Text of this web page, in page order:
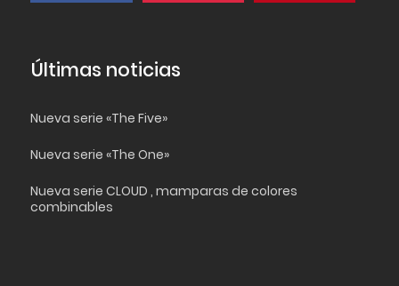
Últimas noticias
Nueva serie «The Five»
Nueva serie «The One»
Nueva serie CLOUD , mamparas de colores
combinables